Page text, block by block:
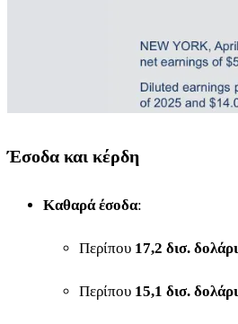
Έσοδα και κέρδη
Καθαρά έσοδα:
Περίπου 17,2 δισ.
Περίπου 15,1 δισ.